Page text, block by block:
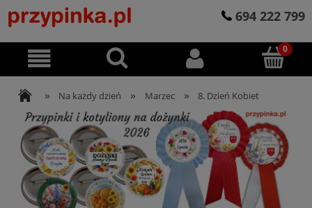
694 222 799
» Na każdy dzień » Marzec » 8. Dzień Kobiet